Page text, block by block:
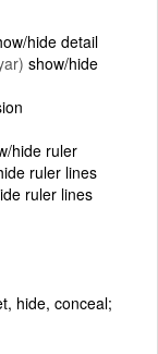
hide detail
show/hide
hide ruler
ruler lines
ruler lines
hide, conceal;